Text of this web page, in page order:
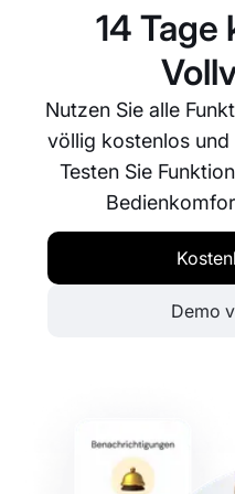
zuweisen.14 Tage
Nutzen Sie alle
völlig kostenlos und
Testen Sie
Demo